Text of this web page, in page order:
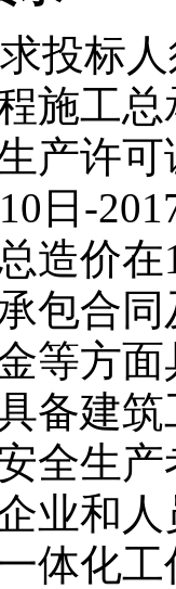
投标
施工
产许
10 日 -
造价在
包合
等方
备建
全生
业和
体化